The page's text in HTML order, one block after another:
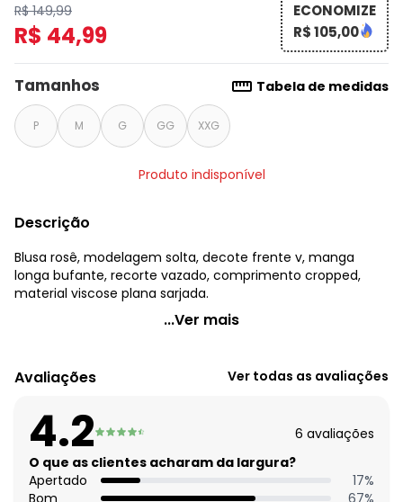
R$ 149,99
R$ 44,99
ECONOMIZE
R$ 105,00
Tamanhos Tabela de medidas
P M G GG XXG
Produto indisponível
Descrição
Blusa rosê, modelagem solta, decote frente v, manga
longa bufante, recorte vazado, comprimento cropped,
material viscose plana sarjada.
Quintess - Blusa Rosê em Viscose Plana Sarjada
Modelagem: Solta
Decote frente: V
Modelo da manga: Bufante
Complemento: Recorte vazado;
Comprimento: Cropped
Material: Viscose Plana Sarjada
Estação: Inverno
...Ver mais
Avaliações Ver todas as avaliações
4.2 6 avaliações
O que as clientes acharam da largura?
Apertado
17%